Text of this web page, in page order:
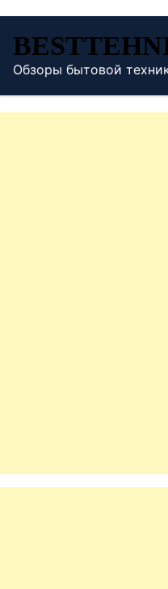
содержимому
Обзоры бытовой